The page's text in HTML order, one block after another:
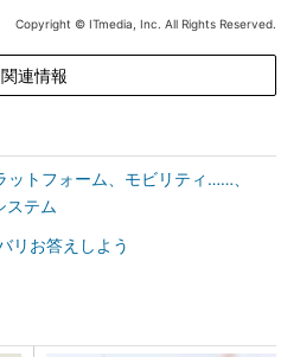
Copyright © ITmedia, Inc. All Rights Reserved.
関連情報
トフォーム、モビリティ……、
ステム
リお答えしよう